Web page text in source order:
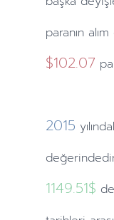
paranın
$102.07
2015
1149.51$